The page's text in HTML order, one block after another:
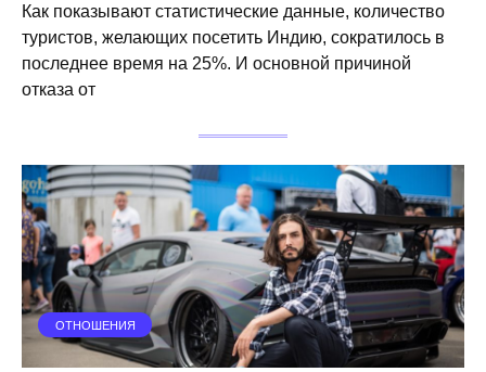
Как показывают статистические данные, количество
туристов, желающих посетить Индию, сократилось в
последнее время на 25%. И основной причиной
отказа от
ОТНОШЕНИЯ